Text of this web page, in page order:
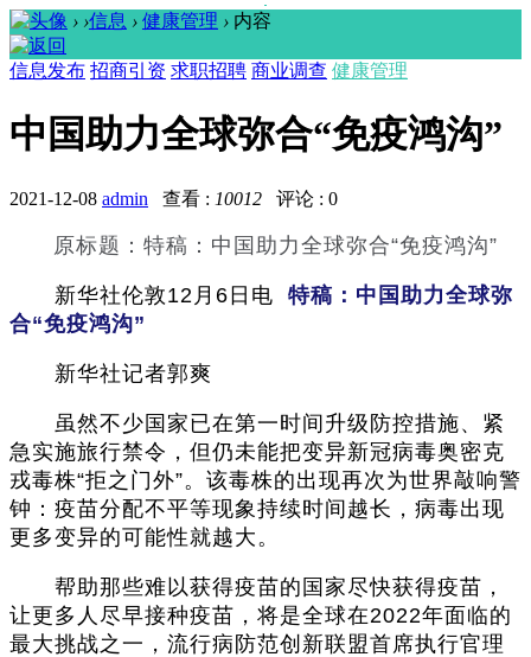
› ›信息 › 健康管理 › 内容
信息发布 招商引资 求职招聘 商业调查 健康管理
中国助力全球弥合“免疫鸿沟”
2021-12-08 admin 查看 : 10012 评论 : 0
原标题：特稿：中国助力全球弥合“免疫鸿沟”
新华社伦敦12月6日电 特稿：中国助力全球弥
合“免疫鸿沟”
新华社记者郭爽
虽然不少国家已在第一时间升级防控措施、紧
急实施旅行禁令，但仍未能把变异新冠病毒奥密克
戎毒株“拒之门外”。该毒株的出现再次为世界敲响警
钟：疫苗分配不平等现象持续时间越长，病毒出现
更多变异的可能性就越大。
帮助那些难以获得疫苗的国家尽快获得疫苗，
让更多人尽早接种疫苗，将是全球在2022年面临的
最大挑战之一，流行病防范创新联盟首席执行官理